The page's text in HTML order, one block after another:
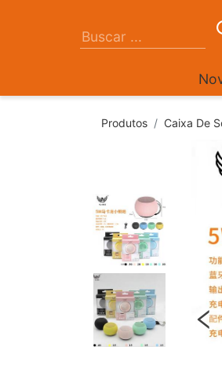
Produtos Caixa De